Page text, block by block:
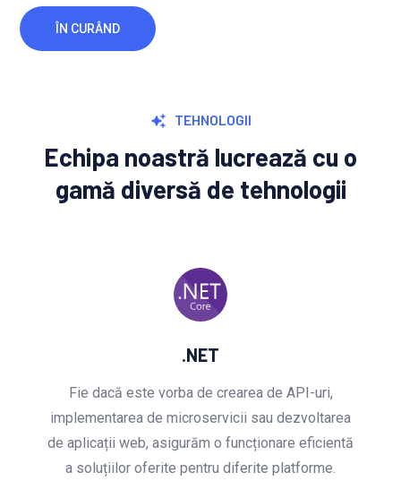
ÎN CURÂND
TEHNOLOGII
Echipa noastră lucrează cu o
gamă diversă de tehnologii
.NET
Fie dacă este vorba de crearea de API-uri,
implementarea de microservicii sau dezvoltarea
de aplicații web, asigurăm o funcționare eficientă
a soluțiilor oferite pentru diferite platforme.